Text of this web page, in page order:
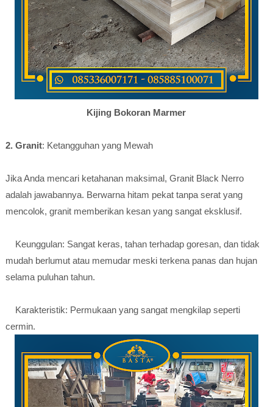
Kijing Bokoran Marmer
2. Granit: Ketangguhan yang Mewah
Jika Anda mencari ketahanan maksimal, Granit Black Nerro
adalah jawabannya. Berwarna hitam pekat tanpa serat yang
mencolok, granit memberikan kesan yang sangat eksklusif.
Keunggulan: Sangat keras, tahan terhadap goresan, dan tidak
mudah berlumut atau memudar meski terkena panas dan hujan
selama puluhan tahun.
Karakteristik: Permukaan yang sangat mengkilap seperti
cermin.